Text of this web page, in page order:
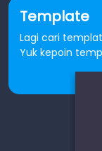
Template
Lagi cari
Yuk kepoin